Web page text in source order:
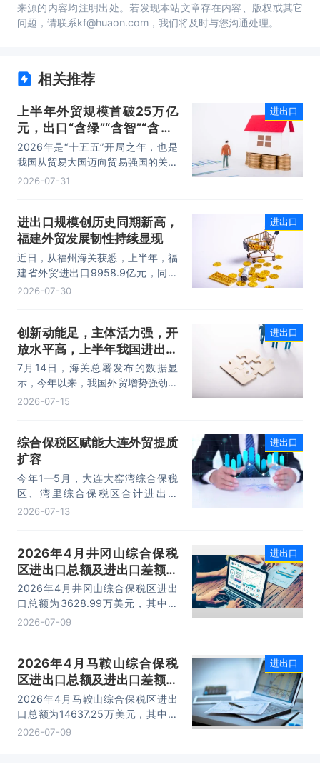
来源的内容均注明出处。若发现本站文章存在内容、版权或其它
问题，请联系kf@huaon.com，我们将及时与您沟通处理。
相关推荐
上半年外贸规模首破25万亿
元，出口“含绿”“含智”“含新”
量稳步攀升
2026年是“十五五”开局之年，也是
我国从贸易大国迈向贸易强国的关键
时期。上半年，我国进出口规模历史
品为代表的高附加值产品出口占比显
著提升，成为外贸提质增效的核心引
擎，为加快建设贸易强国注入了强劲
动力。
2026-07-31
进出口
进出口规模创历史同期新高，
福建外贸发展韧性持续显现
近日，从福州海关获悉，上半年，福
建省外贸进出口9958.9亿元，同比
增长8.2%。其中，出口5740.1亿
进口规模均创历史同期新高，外贸运
行呈现“稳中有进，进中提质”的良好
态势。
2026-07-30
进出口
创新动能足，主体活力强，开
放水平高，上半年我国进出口
规模首次突破25万亿元
7月14日，海关总署发布的数据显
示，今年以来，我国外贸增势强劲、
走势稳健。据海关统计，今年上半
14.73万亿元，增长13.4%，进口
10.74万亿元，增长22.1%。
2026-07-15
进出口
综合保税区赋能大连外贸提质
扩容
今年1—5月，大连大窑湾综合保税
区、湾里综合保税区合计进出口
332.22亿元，同比增长21%，占大
台。
2026-07-13
进出口
2026年4月井冈山综合保税
区进出口总额及进出口差额统
计分析
2026年4月井冈山综合保税区进出
口总额为3628.99万美元，其中：
出口额为1562.95万美元，进口额为
2026-07-09
进出口
2026年4月马鞍山综合保税
区进出口总额及进出口差额统
计分析
2026年4月马鞍山综合保税区进出
口总额为14637.25万美元，其中：
出口额为14365.71万美元，进口额
2026-07-09
进出口